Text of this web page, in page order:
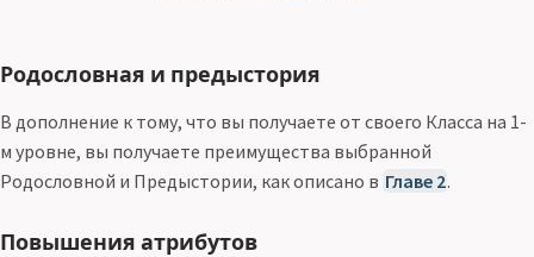
Родословная и предыстория
В дополнение к тому, что вы получаете от своего Класса на 1-
м уровне, вы получаете преимущества выбранной
Родословной и Предыстории, как описано в Главе 2.
Повышения атрибутов